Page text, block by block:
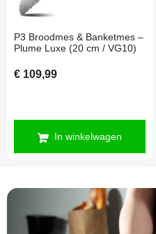
P3 Broodmes & Banketmes –
Plume Luxe (20 cm / VG10)
€ 109,99
In winkelwagen